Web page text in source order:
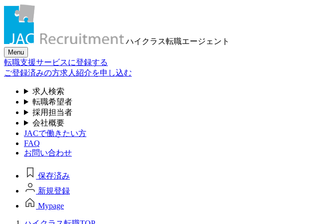
ハイクラス転職エージェント
Menu
転職支援サービスに登録する
ご登録済みの方求人紹介を申し込む
求人検索
転職希望者
採用担当者
会社概要
JACで働きたい方
FAQ
お問い合わせ
保存済み
新規登録
Mypage